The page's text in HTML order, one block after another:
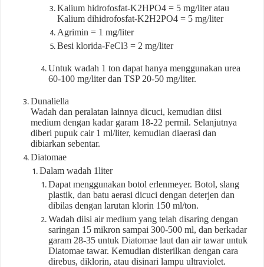
Kalium hidrofosfat-K2HPO4 = 5 mg/liter atau
Kalium dihidrofosfat-K2H2PO4 = 5 mg/liter
Agrimin = 1 mg/liter
Besi klorida-FeCl3 = 2 mg/liter
Untuk wadah 1 ton dapat hanya menggunakan urea
60-100 mg/liter dan TSP 20-50 mg/liter.
Dunaliella
Wadah dan peralatan lainnya dicuci, kemudian diisi
medium dengan kadar garam 18-22 permil. Selanjutnya
diberi pupuk cair 1 ml/liter, kemudian diaerasi dan
dibiarkan sebentar.
Diatomae
Dalam wadah 1liter
Dapat menggunakan botol erlenmeyer. Botol, slang
plastik, dan batu aerasi dicuci dengan deterjen dan
dibilas dengan larutan klorin 150 ml/ton.
Wadah diisi air medium yang telah disaring dengan
saringan 15 mikron sampai 300-500 ml, dan berkadar
garam 28-35 untuk Diatomae laut dan air tawar untuk
Diatomae tawar. Kemudian disterilkan dengan cara
direbus, diklorin, atau disinari lampu ultraviolet.